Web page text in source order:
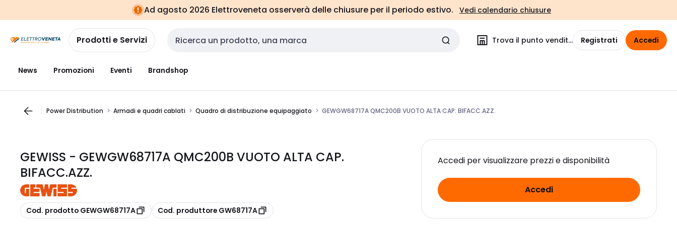
navigazionealla
pagina
Ad agosto 2026 Elettroveneta osserverà delle chiusure per il periodo estivo. Vedi calendario chiusure
Prodotti e Servizi Cerca input Trova il punto vendita Registrati Accedi
News Promozioni Eventi Brandshop
Power Distribution Armadi e quadri cablati Quadro di distribuzione equipaggiato GEWGW68717A QMC200B VUOTO ALTA CAP. BIFACC.AZZ.
GEWISS - GEWGW68717A QMC200B VUOTO ALTA CAP.
BIFACC.AZZ.
copia
Cod. prodotto GEWGW68717A copia
Cod. produttore GW68717A
Accedi per visualizzare prezzi e disponibilità
Accedi